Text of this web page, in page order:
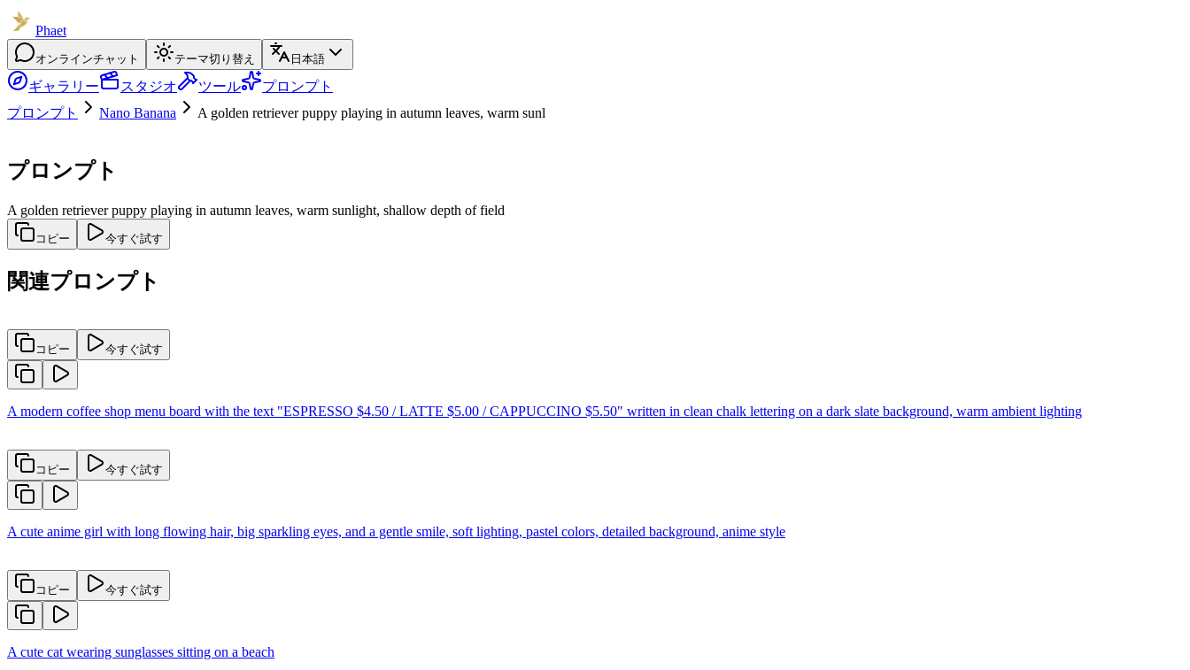
Phaet
オンラインチャット テーマ切り替え 日本語
ギャラリー スタジオ ツール
プロンプト
プロンプト
Nano Banana A golden retriever puppy playing in autumn leaves, warm sunl
プロンプト
A golden retriever puppy playing in autumn leaves, warm sunlight, shallow depth of field
コピー 今すぐ試す
関連プロンプト
コピー 今すぐ試す
A modern coffee shop menu board with the text "ESPRESSO $4.50 / LATTE $5.00 / CAPPUCCINO $5.50" written in clean chalk lettering on a dark slate background, warm ambient lighting
コピー 今すぐ試す
A cute anime girl with long flowing hair, big sparkling eyes, and a gentle smile, soft lighting, pastel colors, detailed background, anime style
コピー 今すぐ試す
A cute cat wearing sunglasses sitting on a beach